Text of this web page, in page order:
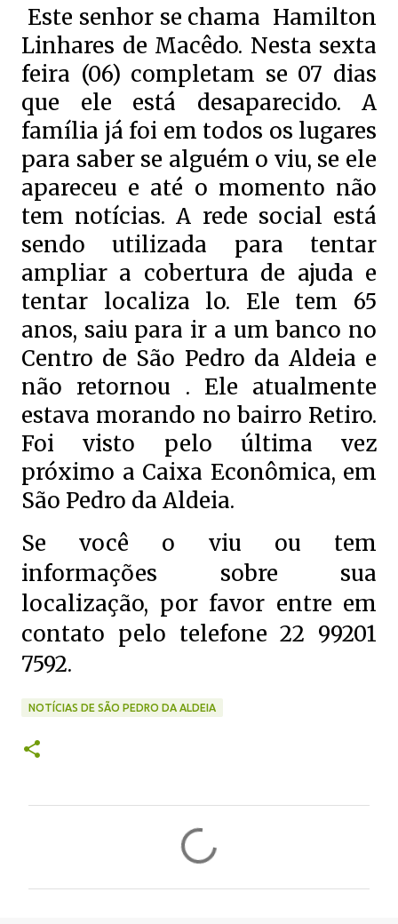
Este senhor se chama Hamilton
Linhares de Macêdo. Nesta sexta
feira (06) completam se 07 dias
que ele está desaparecido. A
família já foi em todos os lugares
para saber se alguém o viu, se ele
apareceu e até o momento não
tem notícias. A rede social está
sendo utilizada para tentar
ampliar a cobertura de ajuda e
tentar localiza lo. Ele tem 65
anos, saiu para ir a um banco no
Centro de São Pedro da Aldeia e
não retornou . Ele atualmente
estava morando no bairro Retiro.
Foi visto pelo última vez
próximo a Caixa Econômica, em
São Pedro da Aldeia.
Se você o viu ou tem
informações sobre sua
localização, por favor entre em
contato pelo telefone 22 99201
7592.
NOTÍCIAS DE SÃO PEDRO DA ALDEIA